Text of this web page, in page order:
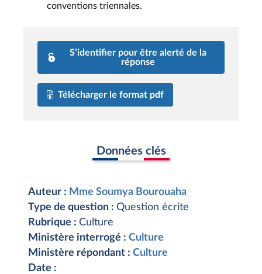
conventions triennales.
S’identifier pour être alerté de la
réponse
Télécharger le format pdf
Données clés
Auteur : Mme Soumya Bourouaha
Type de question : Question écrite
Rubrique : Culture
Ministère interrogé : Culture
Ministère répondant : Culture
Date :